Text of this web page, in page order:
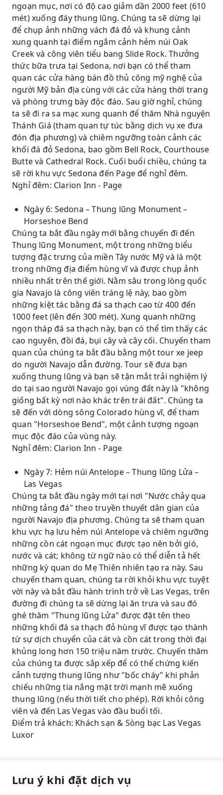
ngoạn mục, nơi có độ cao giảm dần 2000 feet (610
mét) xuống đáy thung lũng. Chúng ta sẽ dừng lại
để chụp ảnh những vách đá đỏ và khung cảnh
xung quanh tại điểm ngắm cảnh hẻm núi Oak
Creek và công viên tiểu bang Slide Rock. Thưởng
thức bữa trưa tại Sedona, nơi bạn có thể tham
quan các cửa hàng bán đồ thủ công mỹ nghệ của
người Mỹ bản địa cùng với các cửa hàng thời trang
và phòng trưng bày độc đáo. Sau giờ nghỉ, chúng
ta sẽ đi ra sa mạc xung quanh để thăm Nhà nguyện
Thánh Giá (tham quan tự túc bằng dịch vụ xe đưa
đón địa phương) và chiêm ngưỡng toàn cảnh các
khối đá đỏ Sedona, bao gồm Bell Rock, Courthouse
Butte và Cathedral Rock. Cuối buổi chiều, chúng ta
sẽ rời khu vực Sedona đến Page để nghỉ đêm.
Nghỉ đêm: Clarion Inn - Page
Ngày 6: Sedona – Thung lũng Monument – ​​
Horseshoe Bend
Chúng ta bắt đầu ngày mới bằng chuyến đi đến
Thung lũng Monument, một trong những biểu
tượng đặc trưng của miền Tây nước Mỹ và là một
trong những địa điểm hùng vĩ và được chụp ảnh
nhiều nhất trên thế giới. Nằm sâu trong lòng quốc
gia Navajo là công viên tráng lệ này, bao gồm
những kiệt tác bằng đá sa thạch cao từ 400 đến
1000 feet (lên đến 300 mét). Xung quanh những
ngọn tháp đá sa thạch này, bạn có thể tìm thấy các
cao nguyên, đồi đá, bụi cây và cây cối. Chuyến tham
quan của chúng ta bắt đầu bằng một tour xe jeep
do người Navajo dẫn đường. Tour sẽ đưa bạn
xuống thung lũng và bạn sẽ tận mắt trải nghiệm lý
do tại sao người Navajo gọi vùng đất này là "không
giống bất kỳ nơi nào khác trên trái đất". Chúng ta
sẽ đến với dòng sông Colorado hùng vĩ, để tham
quan "Horseshoe Bend", một cảnh tượng ngoạn
mục độc đáo của vùng này.
Nghỉ đêm: Clarion Inn - Page
Ngày 7: Hẻm núi Antelope – Thung lũng Lửa –
Las Vegas
Chúng ta bắt đầu ngày mới tại nơi "Nước chảy qua
những tảng đá" theo truyền thuyết dân gian của
người Navajo địa phương. Chúng ta sẽ tham quan
khu vực hạ lưu hẻm núi Antelope và chiêm ngưỡng
những cồn cát ngoạn mục được tạo nên bởi gió,
nước và cát; không từ ngữ nào có thể diễn tả hết
những kỳ quan do Mẹ Thiên nhiên tạo ra này. Sau
chuyến tham quan, chúng ta rời khỏi khu vực tuyệt
vời này và bắt đầu hành trình trở về Las Vegas, trên
đường đi chúng ta sẽ dừng lại ăn trưa và sau đó
ghé thăm "Thung lũng Lửa" được đặt tên theo
những khối đá sa thạch đỏ hùng vĩ được tạo thành
từ sự dịch chuyển của cát và cồn cát trong thời đại
khủng long hơn 150 triệu năm trước. Chuyến thăm
của chúng ta được sắp xếp để có thể chứng kiến ​​
cảnh tượng thung lũng như "bốc cháy" khi phản
chiếu những tia nắng mặt trời mạnh mẽ xuống
thung lũng (nếu thời tiết cho phép). Rời khỏi công
viên và đến Las Vegas vào đầu buổi tối.
Điểm trả khách: Khách sạn & Sòng bạc Las Vegas
Luxor
Lưu ý khi đặt dịch vụ